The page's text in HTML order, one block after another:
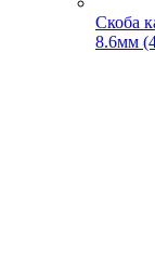
Скоба
8.6мм